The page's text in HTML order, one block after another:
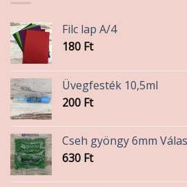
Filc lap A/4
180 Ft
Üvegfesték 10,5ml
200 Ft
Cseh gyöngy 6mm
630 Ft